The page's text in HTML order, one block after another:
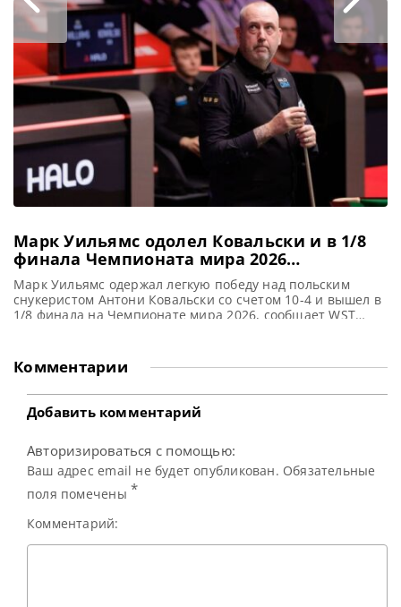
турнире Shanghai Masters 2026, который состоится на
следующей неделе. А значит World Snooker Tour
возвращается в Китай с первыми крупными турнирами
нового сезона. Год назад,
Марк Уильямс одолел Ковальски и в 1/8
финала Чемпионата мира 2026
встретится с Барри Хокинсом
Марк Уильямс одержал легкую победу над польским
снукеристом Антони Ковальски со счетом 10-4 и вышел в
1/8 финала на Чемпионате мира 2026, сообщает WST
со счетом 10-4. Успешный результат привел опытного
игрока к 23-му выходу в 1/8 финала Чемпионата мира
2026 по снукеру.
Комментарии
Добавить комментарий
Авторизироваться с помощью:
Ваш адрес email не будет опубликован. Обязательные
поля помечены *
Комментарий: